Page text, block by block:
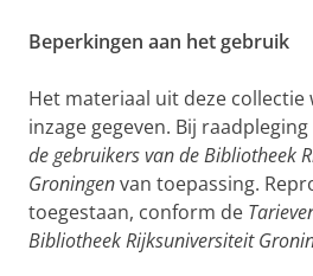
Beperkingen aan het gebruik
Het materiaal uit deze
inzage gegeven. Bij
de gebruikers van de Bibliotheek
Groningenvan toepassing.
toegestaan, conform de
Bibliotheek Rijksuniversiteit